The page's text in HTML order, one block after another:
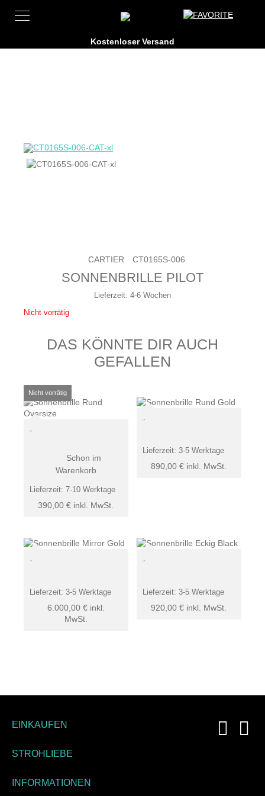
CT0165S-006
CARTIER
SONNENBRILLE PILOT
Lieferzeit: 4-6 Wochen
Nicht vorrätig
DAS KÖNNTE DIR AUCH
GEFALLEN
390,00 € inkl. MwSt.
Lieferzeit: 7-10 Werktage
Schon im
Warenkorb
890,00€ inkl. MwSt.
Lieferzeit:3-5 Werktage
6.000,00 €inkl.
MwSt.
Lieferzeit: 3-5 Werktage
920,00€ inkl. MwSt.
Lieferzeit:3-5 Werktage
EINKAUFEN
STROHLIEBE
INFORMATIONEN